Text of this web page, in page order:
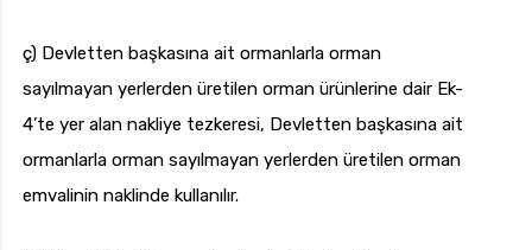
ç) Devletten başkasına ait ormanlarla orman
sayılmayan yerlerden üretilen orman ürünlerine dair Ek-
4’te yer alan nakliye tezkeresi, Devletten başkasına ait
ormanlarla orman sayılmayan yerlerden üretilen orman
emvalinin naklinde kullanılır.